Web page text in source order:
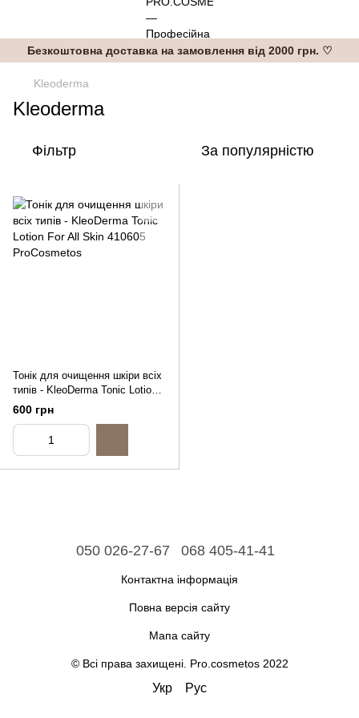
Безкоштовна доставка на замовлення від 2000 грн. ♡
Kleoderma
Kleoderma
Фільтр За популярністю
Тонік для очищення шкіри всіх
типів - KleoDerma Tonic Lotion
For All Skin, 250ml
600 грн
050 026-27-67 068 405-41-41
Контактна інформація
Повна версія сайту
Мапа сайту
© Всі права захищені. Pro.cosmetos 2022
Укр Рус